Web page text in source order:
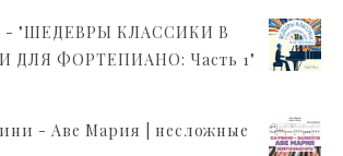
- "ШЕДЕВРЫ КЛАССИКИ В
ДЛЯ ФОРТЕПИАНО: Часть 1"
- Аве Мария | несложные